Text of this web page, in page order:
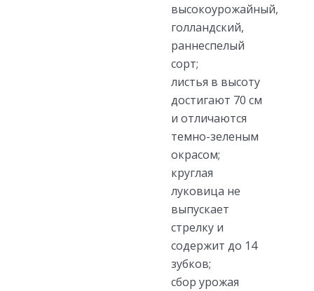
высокоурожайный,
голландский,
раннеспелый
сорт;
листья в высоту
достигают 70 см
и отличаются
темно-зеленым
окрасом;
круглая
луковица не
выпускает
стрелку и
содержит до 14
зубков;
сбор урожая